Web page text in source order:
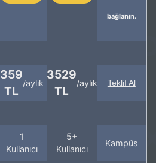
bağlanın.
359
TL
/aylık
3529
TL
/aylık Teklif Al
1
Kullanıcı
5+
Kullanıcı
Kampüs